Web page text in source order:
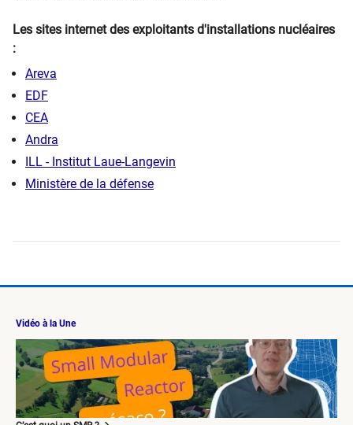
Les sites internet des exploitants d'installations nucléaires
:
Areva
EDF
CEA
Andra
ILL - Institut Laue-Langevin
Ministère de la défense
Vidéo à la Une